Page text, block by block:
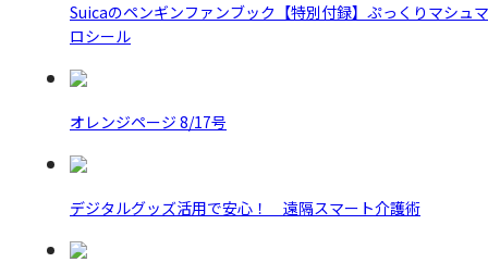
Suicaのペンギンファンブック【特別付録】ぷっくりマシュマ
ロシール
オレンジページ 8/17号
デジタルグッズ活用で安心！ 遠隔スマート介護術